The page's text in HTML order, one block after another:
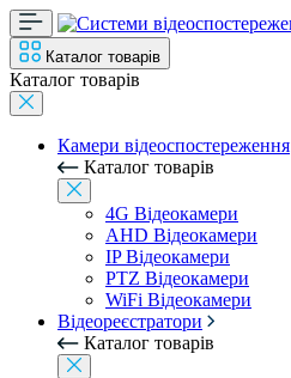
Каталог товарів
Каталог товарів
Камери відеоспостереження
Каталог товарів
4G Відеокамери
AHD Відеокамери
IP Відеокамери
PTZ Відеокамери
WiFi Відеокамери
Відеореєстратори
Каталог товарів